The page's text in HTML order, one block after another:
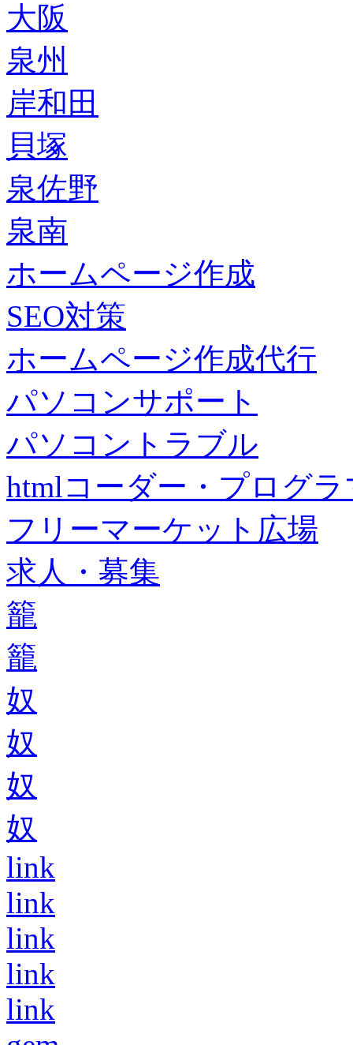
大阪
泉州
岸和田
貝塚
泉佐野
泉南
ホームページ作成
SEO対策
ホームページ作成代行
パソコンサポート
パソコントラブル
htmlコーダー・プログラ
フリーマーケット広場
求人・募集
籠
籠
奴
奴
奴
奴
link
link
link
link
link